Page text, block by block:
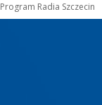
Program Radia Szczecin